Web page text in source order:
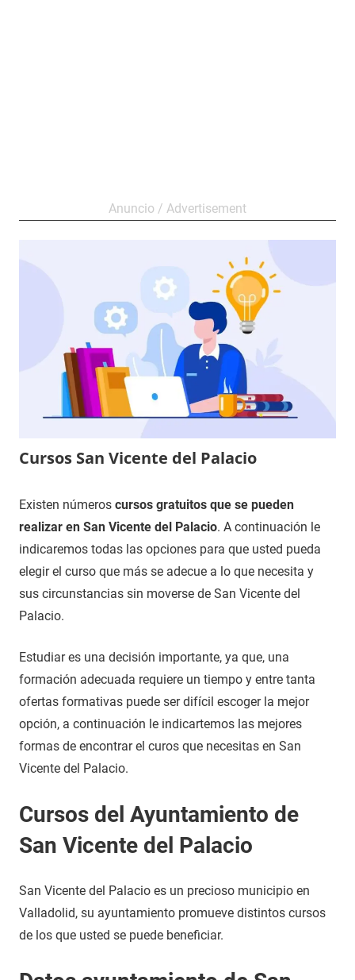
Cursos San Vicente del Palacio
2
de
diciembre
2020
Maria
Cursos
en
Valladolid
Existen números cursos gratuitos que se pueden
realizar en San Vicente del Palacio. A continuación le
indicaremos todas las opciones para que usted pueda
elegir el curso que más se adecue a lo que necesita y
sus circunstancias sin moverse de San Vicente del
Palacio.
Estudiar es una decisión importante, ya que, una
formación adecuada requiere un tiempo y entre tanta
ofertas formativas puede ser difícil escoger la mejor
opción, a continuación le indicartemos las mejores
formas de encontrar el curos que necesitas en San
Vicente del Palacio.
Cursos del Ayuntamiento de
San Vicente del Palacio
San Vicente del Palacio es un precioso municipio en
Valladolid, su ayuntamiento promueve distintos cursos
de los que usted se puede beneficiar.